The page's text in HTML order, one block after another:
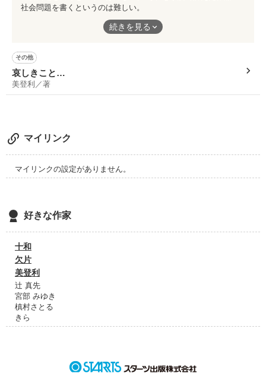
社会問題を書くというのは難しい。
それを小説で訴えた作品というのは珍しいなと。
なかなかできないテーマです。
け直していけたらいいなと思う作品でした。
続きを見る
その他
哀しきこと…
美登利／著
マイリンク
マイリンクの設定がありません。
好きな作家
十和
欠片
美登利
辻 真先
宮部 みゆき
槙村さとる
きら